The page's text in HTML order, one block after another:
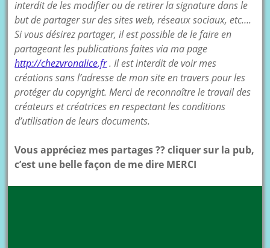
interdit de les modifier ou de retirer la signature dans le
but de partager sur des sites web, réseaux sociaux, etc….
Si vous désirez partager, il est possible de le faire en
partageant les publications faites via ma page
http://chezvronalice.fr. Il est interdit de voir mes
créations sans l’adresse de mon site en travers pour les
protéger du copyright. Merci de reconnaître le travail des
créateurs et créatrices en respectant les conditions
d’utilisation de leurs documents.
Vous appréciez mes partages ?? cliquer sur la pub,
c’est une belle façon de me dire MERCI